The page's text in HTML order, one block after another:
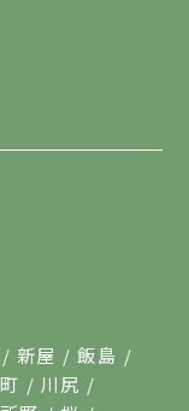
新屋
飯島
川尻